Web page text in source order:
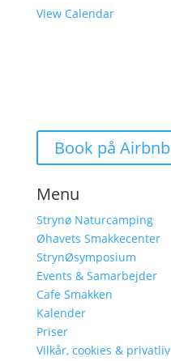
View Calendar
Book på Airbnb
Menu
Strynø Naturcamping
Øhavets Smakkecenter
StrynØsymposium
Events & Samarbejder
Cafe Smakken
Kalender
Priser
Vilkår, cookies & privatliv